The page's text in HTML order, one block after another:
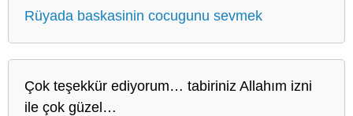
Rüyada baskasinin cocugunu sevmek
Çok teşekkür ediyorum… tabiriniz Allahım izni
ile çok güzel…